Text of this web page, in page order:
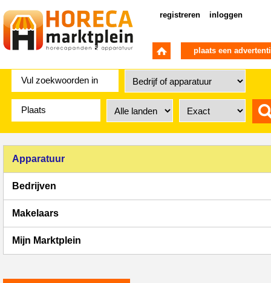
registreren inloggen
plaats een
Apparatuur
Bedrijven
Makelaars
Mijn Marktplein